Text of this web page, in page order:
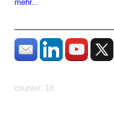
mehr...
counter: 18